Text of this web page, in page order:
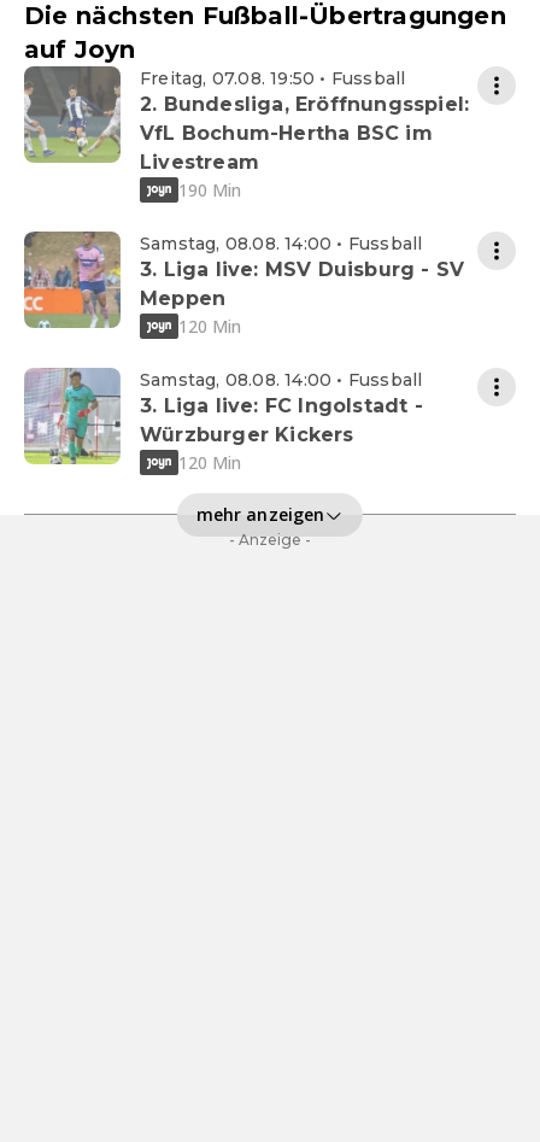
Die nächsten Fußball-Übertragungen
auf Joyn
Freitag, 07.08. 19:50 • Fussball
2. Bundesliga, Eröffnungsspiel:
VfL Bochum-Hertha BSC im
Livestream
190 Min
Samstag, 08.08. 14:00 • Fussball
3. Liga live: MSV Duisburg - SV
Meppen
120 Min
Samstag, 08.08. 14:00 • Fussball
3. Liga live: FC Ingolstadt -
Würzburger Kickers
120 Min
mehr anzeigen
- Anzeige -